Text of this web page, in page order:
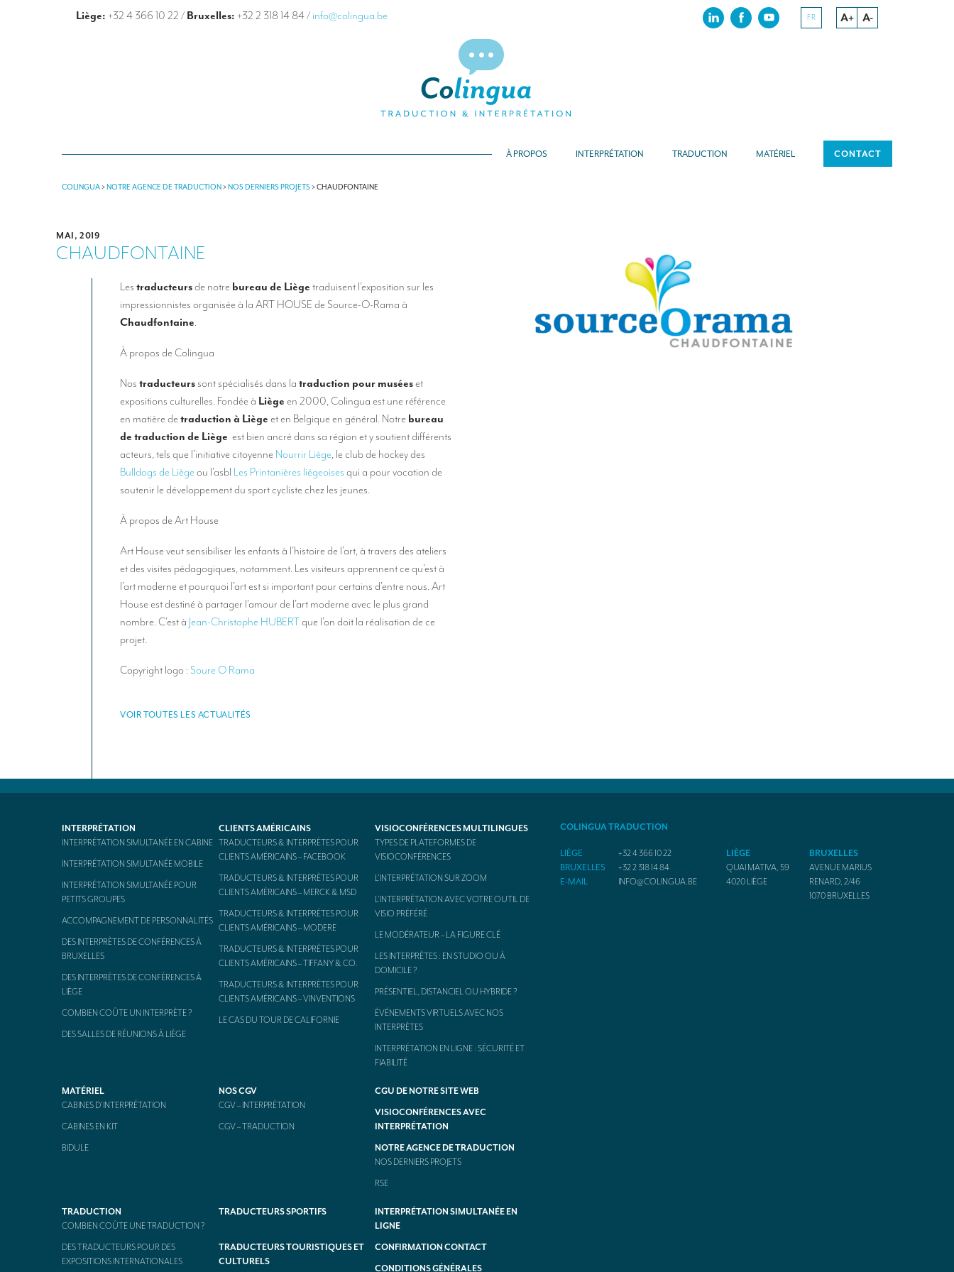
Liège: +32 4 366 10 22 / Bruxelles: +32 2 318 14 84/ info@colingua.be A+ A-
FR
À PROPOS INTERPRÉTATION TRADUCTION MATÉRIEL CONTACT
COLINGUA>NOTRE AGENCE DE TRADUCTION>NOS DERNIERS PROJETS>CHAUDFONTAINE
MAI, 2019
CHAUDFONTAINE
Lestraducteursde notre bureau de Liège traduisent l’exposition sur les
impressionnistes organisée à la ART HOUSE de Source-O-Rama à
Chaudfontaine.
À propos de Colingua
Nostraducteurssont spécialisés dans latraduction pour muséeset
expositions culturelles. Fondée à Liège en 2000, Colingua est une référence
en matière detraduction à Liège et en Belgique en général. Notre bureau
de traduction de Liège est bien ancré dans sa région et y soutient différents
acteurs, tels que l’initiative citoyenne Nourrir Liège, le club de hockey des
Bulldogs de Liège ou l’asbl Les Printanières liégeoises qui a pour vocation de
soutenir le développement du sport cycliste chez les jeunes.
À propos de Art House
Art House veut sensibiliser les enfants à l’histoire de l’art, à travers des ateliers
et des visites pédagogiques, notamment. Les visiteurs apprennent ce qu’est à
l’art moderne et pourquoi l’art est si important pour certains d’entre nous. Art
House est destiné à partager l’amour de l’art moderne avec le plus grand
nombre. C’est à Jean-Christophe HUBERTque l’on doit la réalisation de ce
projet.
Copyright logo :Soure O Rama
VOIR TOUTES LES ACTUALITÉS
INTERPRÉTATION
INTERPRÉTATION SIMULTANÉE EN CABINE
INTERPRÉTATION SIMULTANÉE MOBILE
INTERPRÉTATION SIMULTANÉE POUR
PETITS GROUPES
ACCOMPAGNEMENT DE PERSONNALITÉS
DES INTERPRÈTES DE CONFÉRENCES À
BRUXELLES
DES INTERPRÈTES DE CONFÉRENCES À
LIÈGE
COMBIEN COÛTE UN INTERPRÈTE ?
DES SALLES DE RÉUNIONS À LIÈGE
CLIENTS AMÉRICAINS
TRADUCTEURS & INTERPRÈTES POUR
CLIENTS AMÉRICAINS – FACEBOOK
TRADUCTEURS & INTERPRÈTES POUR
CLIENTS AMÉRICAINS – MERCK & MSD
TRADUCTEURS & INTERPRÈTES POUR
CLIENTS AMÉRICAINS – MODERE
TRADUCTEURS & INTERPRÈTES POUR
CLIENTS AMÉRICAINS – TIFFANY & CO.
TRADUCTEURS & INTERPRÈTES POUR
CLIENTS AMÉRICAINS – VINVENTIONS
LE CAS DU TOUR DE CALIFORNIE
VISIOCONFÉRENCES MULTILINGUES
TYPES DE PLATEFORMES DE
VISIOCONFÉRENCES
L’INTERPRÉTATION SUR ZOOM
L’INTERPRÉTATION AVEC VOTRE OUTIL DE
VISIO PRÉFÉRÉ
LE MODÉRATEUR – LA FIGURE CLÉ
LES INTERPRÈTES : EN STUDIO OU À
DOMICILE ?
PRÉSENTIEL, DISTANCIEL OU HYBRIDE ?
ÉVÉNEMENTS VIRTUELS AVEC NOS
INTERPRÈTES
INTERPRÉTATION EN LIGNE : SÉCURITÉ ET
FIABILITÉ
MATÉRIEL
CABINES D’INTERPRÉTATION
CABINES EN KIT
BIDULE
NOS CGV
CGV – INTERPRÉTATION
CGV – TRADUCTION
CGU DE NOTRE SITE WEB
VISIOCONFÉRENCES AVEC
INTERPRÉTATION
NOTRE AGENCE DE TRADUCTION
NOS DERNIERS PROJETS
RSE
TRADUCTION
COMBIEN COÛTE UNE TRADUCTION ?
DES TRADUCTEURS POUR DES
EXPOSITIONS INTERNATIONALES
TRADUCTEURS SPORTIFS
INTERPRÉTATION SIMULTANÉE EN
LIGNE
TRADUCTEURS TOURISTIQUES ET
CULTURELS
CONFIRMATION CONTACT
CONDITIONS GÉNÉRALES
COLINGUA TRADUCTION
LIÈGE
+32 4 366 10 22
BRUXELLES
+32 2 318 14 84
E-MAIL
INFO@COLINGUA.BE
LIÈGE
QUAI MATIVA, 59
4020LIÈGE
BRUXELLES
AVENUE MARIUS
RENARD, 2/46
1070BRUXELLES